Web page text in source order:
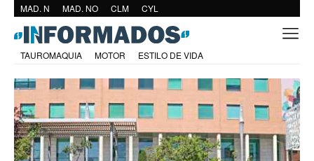
MAD. N MAD. NO CLM CYL
TAUROMAQUIA MOTOR ESTILO DE VIDA